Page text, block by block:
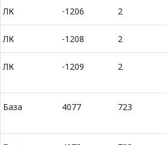
ЛК -1206 2
ЛК -1208 2
ЛК -1209 2
База 4077 723